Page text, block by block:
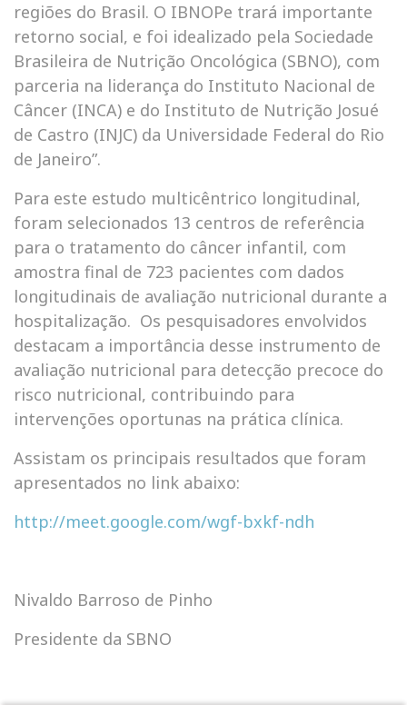
regiões do Brasil. O IBNOPe trará importante
retorno social, e foi idealizado pela Sociedade
Brasileira de Nutrição Oncológica (SBNO), com
parceria na liderança do Instituto Nacional de
Câncer (INCA) e do Instituto de Nutrição Josué
de Castro (INJC) da Universidade Federal do Rio
de Janeiro”.
Para este estudo multicêntrico longitudinal,
foram selecionados 13 centros de referência
para o tratamento do câncer infantil, com
amostra final de 723 pacientes com dados
longitudinais de avaliação nutricional durante a
hospitalização. Os pesquisadores envolvidos
destacam a importância desse instrumento de
avaliação nutricional para detecção precoce do
risco nutricional, contribuindo para
intervenções oportunas na prática clínica.
Assistam os principais resultados que foram
apresentados no link abaixo:
http://meet.google.com/wgf-bxkf-ndh
Nivaldo Barroso de Pinho
Presidente da SBNO